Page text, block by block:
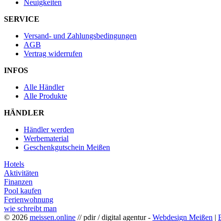
Neuigkeiten
SERVICE
Versand- und Zahlungsbedingungen
AGB
Vertrag widerrufen
INFOS
Alle Händler
Alle Produkte
HÄNDLER
Händler werden
Werbematerial
Geschenkgutschein Meißen
Hotels
Aktivitäten
Finanzen
Pool kaufen
Ferienwohnung
wie schreibt man
© 2026 meissen.online // pdir / digital agentur - Webdesign Meißen |